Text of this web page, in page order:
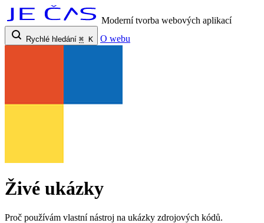
Moderní tvorba webových aplikací
Rychlé hledání ⌘ K O webu
Živé ukázky
Proč používám vlastní nástroj na ukázky zdrojových kódů.